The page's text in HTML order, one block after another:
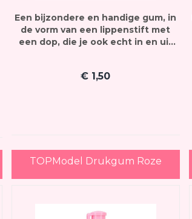
Een bijzondere en handige gum, in
de vorm van een lippenstift met
een dop, die je ook echt in en uit
€ 1,50
TOPModel Drukgum Roze